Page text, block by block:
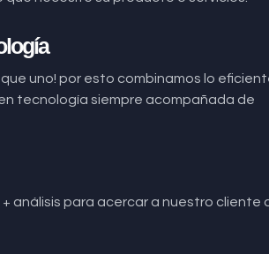
uno! por esto combinamos lo
tecnología siempre acompañada de
análisis para acercar a nuestro cliente